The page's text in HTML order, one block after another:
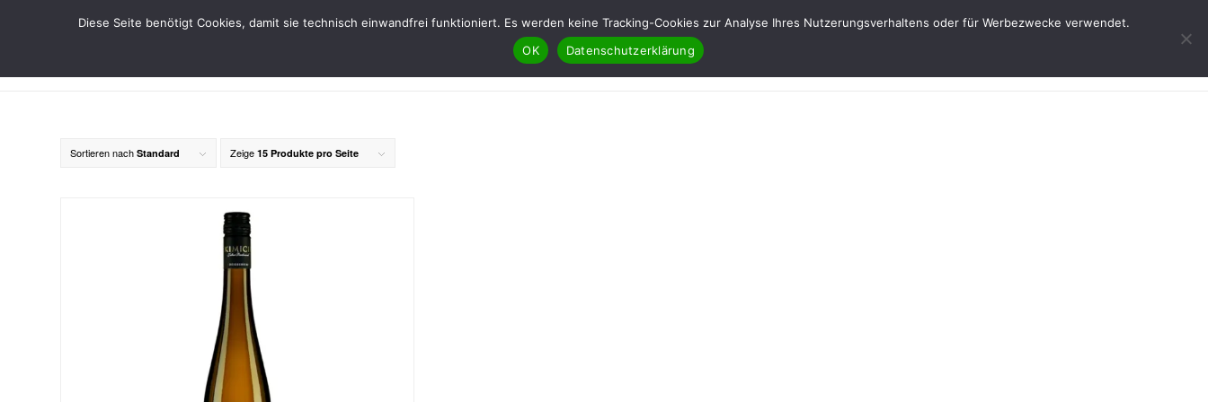
Sortieren nach Standard Zeige 15 Produkte pro Seite
Diese Seite benötigt Cookies, damit sie technisch einwandfrei funktioniert. Es werden keine Tracking-Cookies zur Analyse Ihres Nutzerungsverhaltens oder für Werbezwecke verwendet.
OK
Datenschutzerklärung